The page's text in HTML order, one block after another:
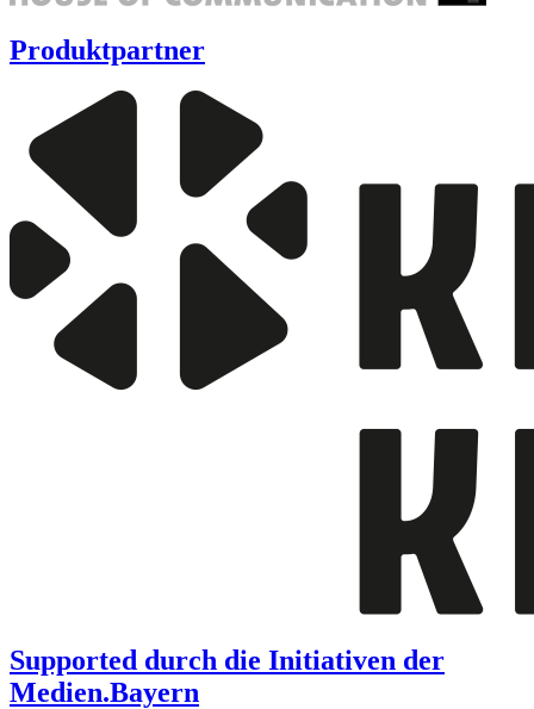
Produktpartner
Supported durch die Initiativen der
Medien.Bayern